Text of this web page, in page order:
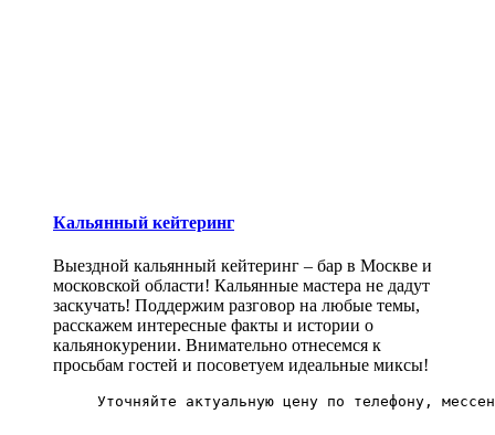
Кальянный кейтеринг
Выездной кальянный кейтеринг – бар в Москве и
московской области! Кальянные мастера не дадут
заскучать! Поддержим разговор на любые темы,
расскажем интересные факты и истории о
кальянокурении. Внимательно отнесемся к
просьбам гостей и посоветуем идеальные миксы!